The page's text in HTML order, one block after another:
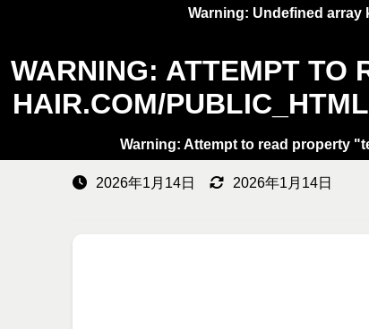
Warning: Undefined array
WARNING: ATTEMPT TO
HAIR.COM/
Warning: Attempt to read property
2026年1月14日 2026年1月14日